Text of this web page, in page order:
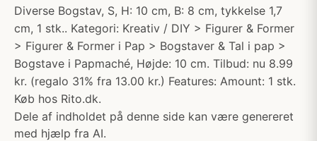
Diverse Bogstav, S, H: 10 cm, B: 8 cm, tykkelse 1,7
cm, 1 stk.. Kategori: Kreativ / DIY > Figurer & Former
> Figurer & Former i Pap > Bogstaver & Tal i pap >
Bogstave i Papmaché, Højde: 10 cm. Tilbud: nu 8.99
kr. (regalo 31% fra 13.00 kr.) Features: Amount: 1 stk.
Køb hos Rito.dk.
Dele af indholdet på denne side kan være genereret
med hjælp fra AI.